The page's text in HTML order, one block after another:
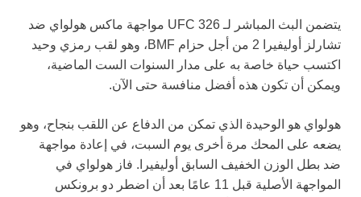
يتضمن البث المباشر لـ UFC 326 مواجهة ماكس هولواي ضد
تشارلز أوليفيرا 2 من أجل حزام BMF، وهو لقب رمزي وحيد
اكتسب حياة خاصة به على مدار السنوات الست الماضية،
ويمكن أن تكون هذه أفضل منافسة حتى الآن.
هولواي هو الوحيدة الذي تمكن من الدفاع عن اللقب بنجاح، وهو
يضعه على المحك مرة أخرى يوم السبت، في إعادة مواجهة
ضد بطل الوزن الخفيف السابق أوليفيرا. فاز هولواي في
المواجهة الأصلية قبل 11 عامًا بعد أن اضطر دو برونكس